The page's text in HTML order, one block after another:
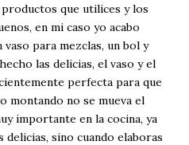
que utilices y los
en mi caso yo acabo
para mezclas, un bol y
las delicias, el vaso y el
perfecta para que
montando no se mueva el
importante en la cocina, ya
delicias, sino cuando elaboras